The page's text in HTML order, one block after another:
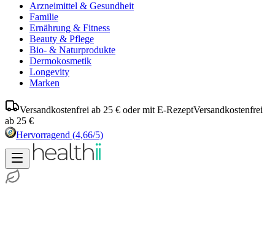
Arzneimittel & Gesundheit
Familie
Ernährung & Fitness
Beauty & Pflege
Bio- & Naturprodukte
Dermokosmetik
Longevity
Marken
Versandkostenfrei ab 25 € oder mit E-RezeptVersandkostenfrei
ab 25 €
Hervorragend (4,66/5)